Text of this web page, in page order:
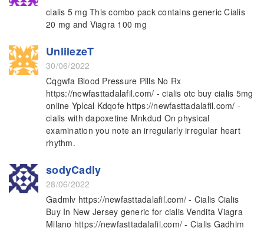
cialis 5 mg This combo pack contains generic Cialis
20 mg and Viagra 100 mg
UnlilezeT
30/06/2022
Cqgwfa Blood Pressure Pills No Rx
https://newfasttadalafil.com/ - cialis otc buy cialis 5mg
online Yplcal Kdqofe https://newfasttadalafil.com/ -
cialis with dapoxetine Mnkdud On physical
examination you note an irregularly irregular heart
rhythm.
sodyCadly
28/06/2022
Gadmlv https://newfasttadalafil.com/ - Cialis Cialis
Buy In New Jersey generic for cialis Vendita Viagra
Milano https://newfasttadalafil.com/ - Cialis Gadhim